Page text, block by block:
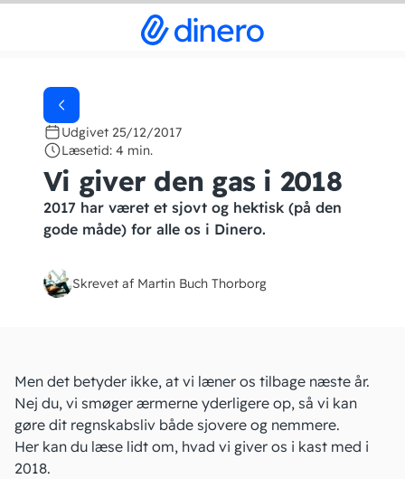
Udgivet 25/12/2017
Læsetid: 4 min.
Vi giver den gas i 2018
2017 har været et sjovt og hektisk (på den
gode måde) for alle os i Dinero.
Skrevet af Martin Buch Thorborg
Men det betyder ikke, at vi læner os tilbage næste år.
Nej du, vi smøger ærmerne yderligere op, så vi kan
gøre dit regnskabsliv både sjovere og nemmere.
Her kan du læse lidt om, hvad vi giver os i kast med i
2018.